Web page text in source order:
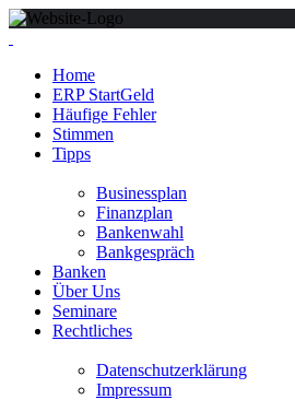
Home
ERP StartGeld
Häufige Fehler
Stimmen
Tipps
Businessplan
Finanzplan
Bankenwahl
Bankgespräch
Banken
Über Uns
Seminare
Rechtliches
Datenschutzerklärung
Impressum